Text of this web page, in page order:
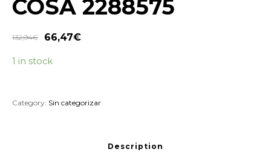
COSA 2288575
132,94€ 66,47€
1 in stock
Category: Sin categorizar
Description